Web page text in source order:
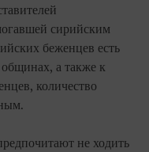
сирийским
беженцев есть
а также к
количество
не ходить